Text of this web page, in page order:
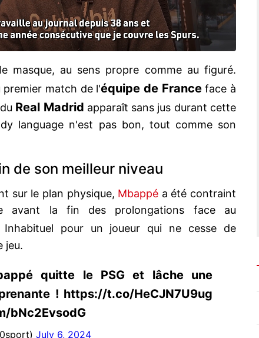
masque, au sens propre comme au figuré.
premier match de l'équipe de Franceface à
Real Madrid apparaît sans jus durant cette
language n'est pas bon, tout comme son
de son meilleur niveau
sur le plan physique, Mbappé a été contraint
avant la fin des prolongations face au
Inhabituel pour un joueur qui ne cesse de
jeu.
quitte le PSG et lâche une
! https://t.co/HeCJN7U9ug
bNc2EvsodG
July 6, 2024